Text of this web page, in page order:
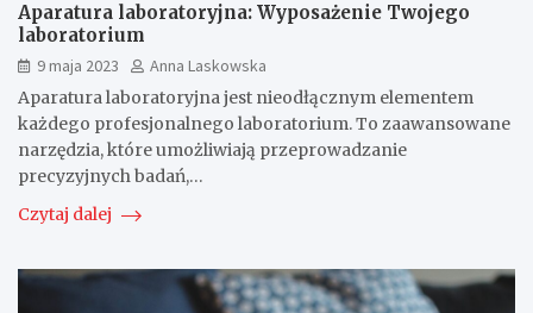
Aparatura laboratoryjna: Wyposażenie Twojego
laboratorium
9 maja 2023
Anna Laskowska
Aparatura laboratoryjna jest nieodłącznym elementem
każdego profesjonalnego laboratorium. To zaawansowane
narzędzia, które umożliwiają przeprowadzanie
precyzyjnych badań,…
Czytaj dalej